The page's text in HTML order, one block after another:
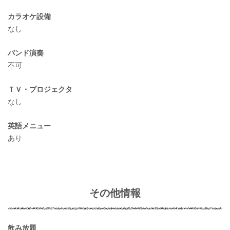
カラオケ設備
なし
バンド演奏
不可
ＴＶ・プロジェクタ
なし
英語メニュー
あり
その他情報
飲み放題